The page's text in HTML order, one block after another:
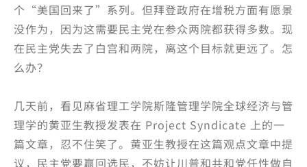
个“美国回来了”系列。但拜登政府在增税方面有愿景
没作为，因为这需要民主党在参众两院都获得多数。现
在民主党失去了白宫和两院，离这个目标就更远了。怎
么办？
几天前，看见麻省理工学院斯隆管理学院全球经济与管
理学的黄亚生教授发表在 Project Syndicate 上的一
篇文章，忍不住笑了。黄亚生教授在这篇观点文章中提
议，民主党要赢回选民，不妨让川普和共和党任性做自